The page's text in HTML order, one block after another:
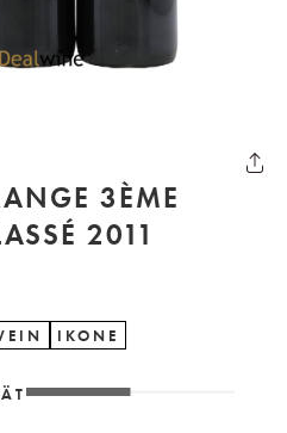
3ÈME
GRAND CRU CLASSÉ 2011
IKONE